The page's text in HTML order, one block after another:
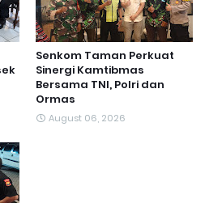
Senkom Taman Perkuat
Sinergi Kamtibmas
Bersama TNI, Polri dan
Ormas
August 06, 2026